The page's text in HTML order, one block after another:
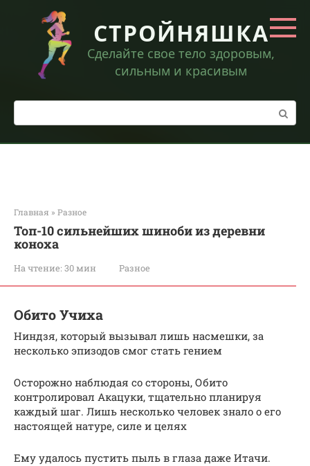
контенту
СТРОЙНЯШКА
Сделайте свое тело здоровым,
сильным и красивым
Поиск:
Главная » Разное
Топ-10 сильнейших шиноби из деревни
коноха
На чтение: 30 мин Разное
Обито Учиха
Ниндзя, который вызывал лишь насмешки, за
несколько эпизодов смог стать гением
Осторожно наблюдая со стороны, Обито
контролировал Акацуки, тщательно планируя
каждый шаг. Лишь несколько человек знало о его
настоящей натуре, силе и целях
Ему удалось пустить пыль в глаза даже Итачи.